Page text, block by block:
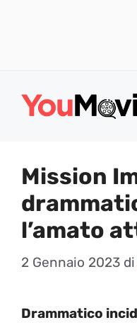
Mission
l’amato
2 Gennaio 2023 di
Drammatico